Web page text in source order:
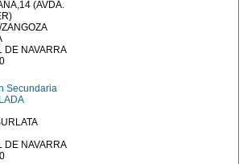
(AVDA.
DE NAVARRA
Secundaria
DE NAVARRA